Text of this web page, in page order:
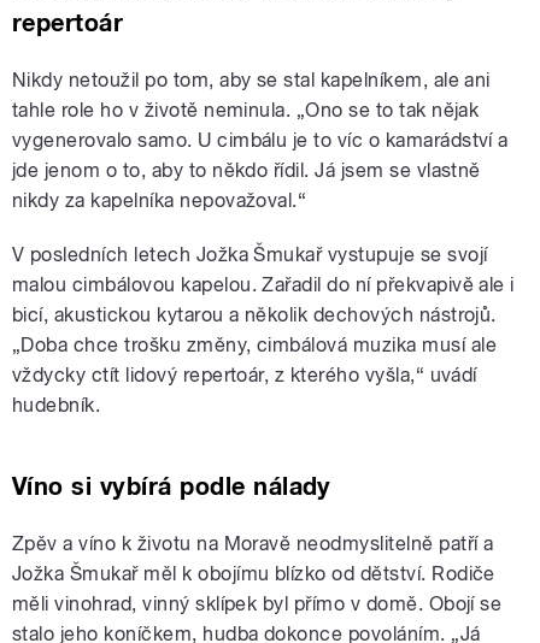
repertoár
Nikdy netoužil po tom, aby se stal kapelníkem, ale ani
tahle role ho v životě neminula. „Ono se to tak nějak
vygenerovalo samo. U cimbálu je to víc o kamarádství a
jde jenom o to, aby to někdo řídil. Já jsem se vlastně
nikdy za kapelníka nepovažoval.“
V posledních letech Jožka Šmukař vystupuje se svojí
malou cimbálovou kapelou. Zařadil do ní překvapivě ale i
bicí, akustickou kytarou a několik dechových nástrojů.
„Doba chce trošku změny, cimbálová muzika musí ale
vždycky ctít lidový repertoár, z kterého vyšla,“ uvádí
hudebník.
Víno si vybírá podle nálady
Zpěv a víno k životu na Moravě neodmyslitelně patří a
Jožka Šmukař měl k obojímu blízko od dětství. Rodiče
měli vinohrad, vinný sklípek byl přímo v domě. Obojí se
stalo jeho koníčkem, hudba dokonce povoláním. „Já